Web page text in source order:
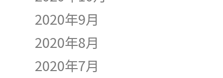
2020年9月
2020年8月
2020年7月